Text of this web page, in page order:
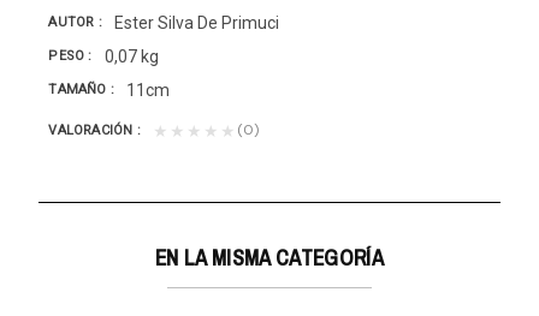
AUTOR Ester Silva De Primuci
PESO 0,07 kg
TAMAÑO 11cm
VALORACIÓN ★★★★★ (0)
EN LA MISMA CATEGORÍA